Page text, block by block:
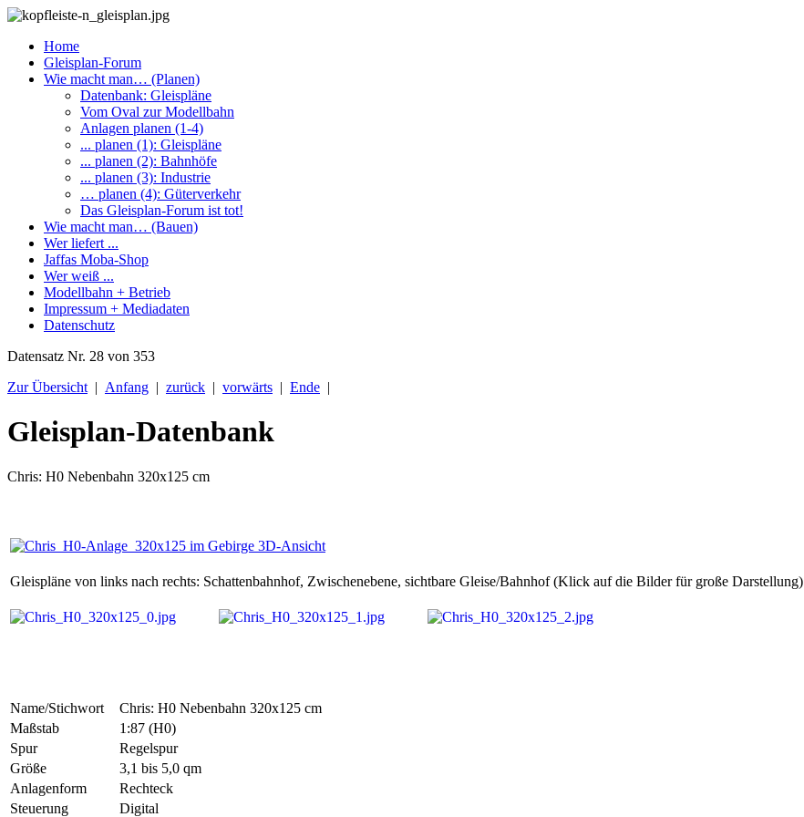
Home
Gleisplan-Forum
Wie macht man… (Planen)
Datenbank: Gleispläne
Vom Oval zur Modellbahn
Anlagen planen (1-4)
... planen (1): Gleispläne
... planen (2): Bahnhöfe
... planen (3): Industrie
… planen (4): Güterverkehr
Das Gleisplan-Forum ist tot!
Wie macht man… (Bauen)
Wer liefert ...
Jaffas Moba-Shop
Wer weiß ...
Modellbahn + Betrieb
Impressum + Mediadaten
Datenschutz
Datensatz Nr. 28 von 353
Zur Übersicht | Anfang | zurück | vorwärts | Ende |
Gleisplan-Datenbank
Chris: H0 Nebenbahn 320x125 cm
Gleispläne von links nach rechts: Schattenbahnhof, Zwischenebene, sichtbare Gleise/Bahnhof (Klick auf die Bilder für große Darstellung)
Name/Stichwort
Chris: H0 Nebenbahn 320x125 cm
Maßstab
1:87 (H0)
Spur
Regelspur
Größe
3,1 bis 5,0 qm
Anlagenform
Rechteck
Steuerung
Digital